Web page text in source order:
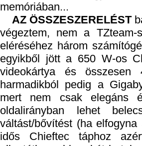
memóriában...
AZ ÖSSZESZERELÉST